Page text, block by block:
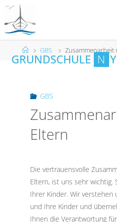
Skip
content
GRUNDSCHULE N Y
HomeGBS Zusammenarbeit
GBS
Eltern
Die vertrauensvolle
Eltern, ist uns sehr wichtig.
Ihrer Kinder. Wir verstehen
und Ihre Kinder und
Ihnen die Verantwortung